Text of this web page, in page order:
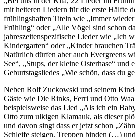
mit heiteren Liedern für die erste Hälfte
frühlingshaften Titeln wie „Immer
Frühling“ oder „Alle Vögel sind schon
jahreszeitenspezifische Lieder wie „Ich
Kindergarten“ oder „Kinder brauchen
Natürlich dürfen aber auch Evergreens
See“, „Stups, der kleine Osterhase“ und
Geburtstagsliedes „Wie schön, dass du
Neben Rolf Zuckowski und seinem
Gäste wie Die Rinks, Ferri und Otto
beispielsweise das Lied „Als ich ein
Otto zum ulkigen Klamauk, als dieser
und davon singt dass er jetzt schon
Schleife steigen, Treppen binden (…)